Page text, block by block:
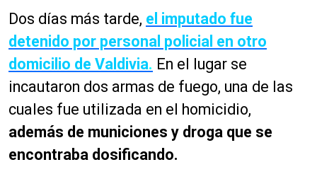
Dos días más tarde, el imputado fue
detenido por personal policial en otro
domicilio de Valdivia. En el lugar se
incautaron dos armas de fuego, una de las
cuales fue utilizada en el homicidio,
además de municiones y droga que se
encontraba dosificando.